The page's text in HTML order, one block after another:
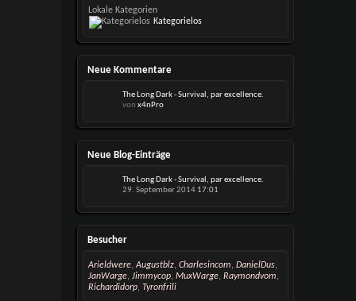
Lokale Kategorien
Kategorielos
Neue Kommentare
The Long Dark - Survival, par excellence.
vonx4nPro
Neue Blog-Einträge
The Long Dark - Survival, par excellence.
29. September 2014 17:01
Besucher
Arieldwere, Augustblz, Charlesincom, DanielDus,
JanWarge, Jimmycop, MuxWarge, Raymondvom,
Richardidorp, Tyronfrili